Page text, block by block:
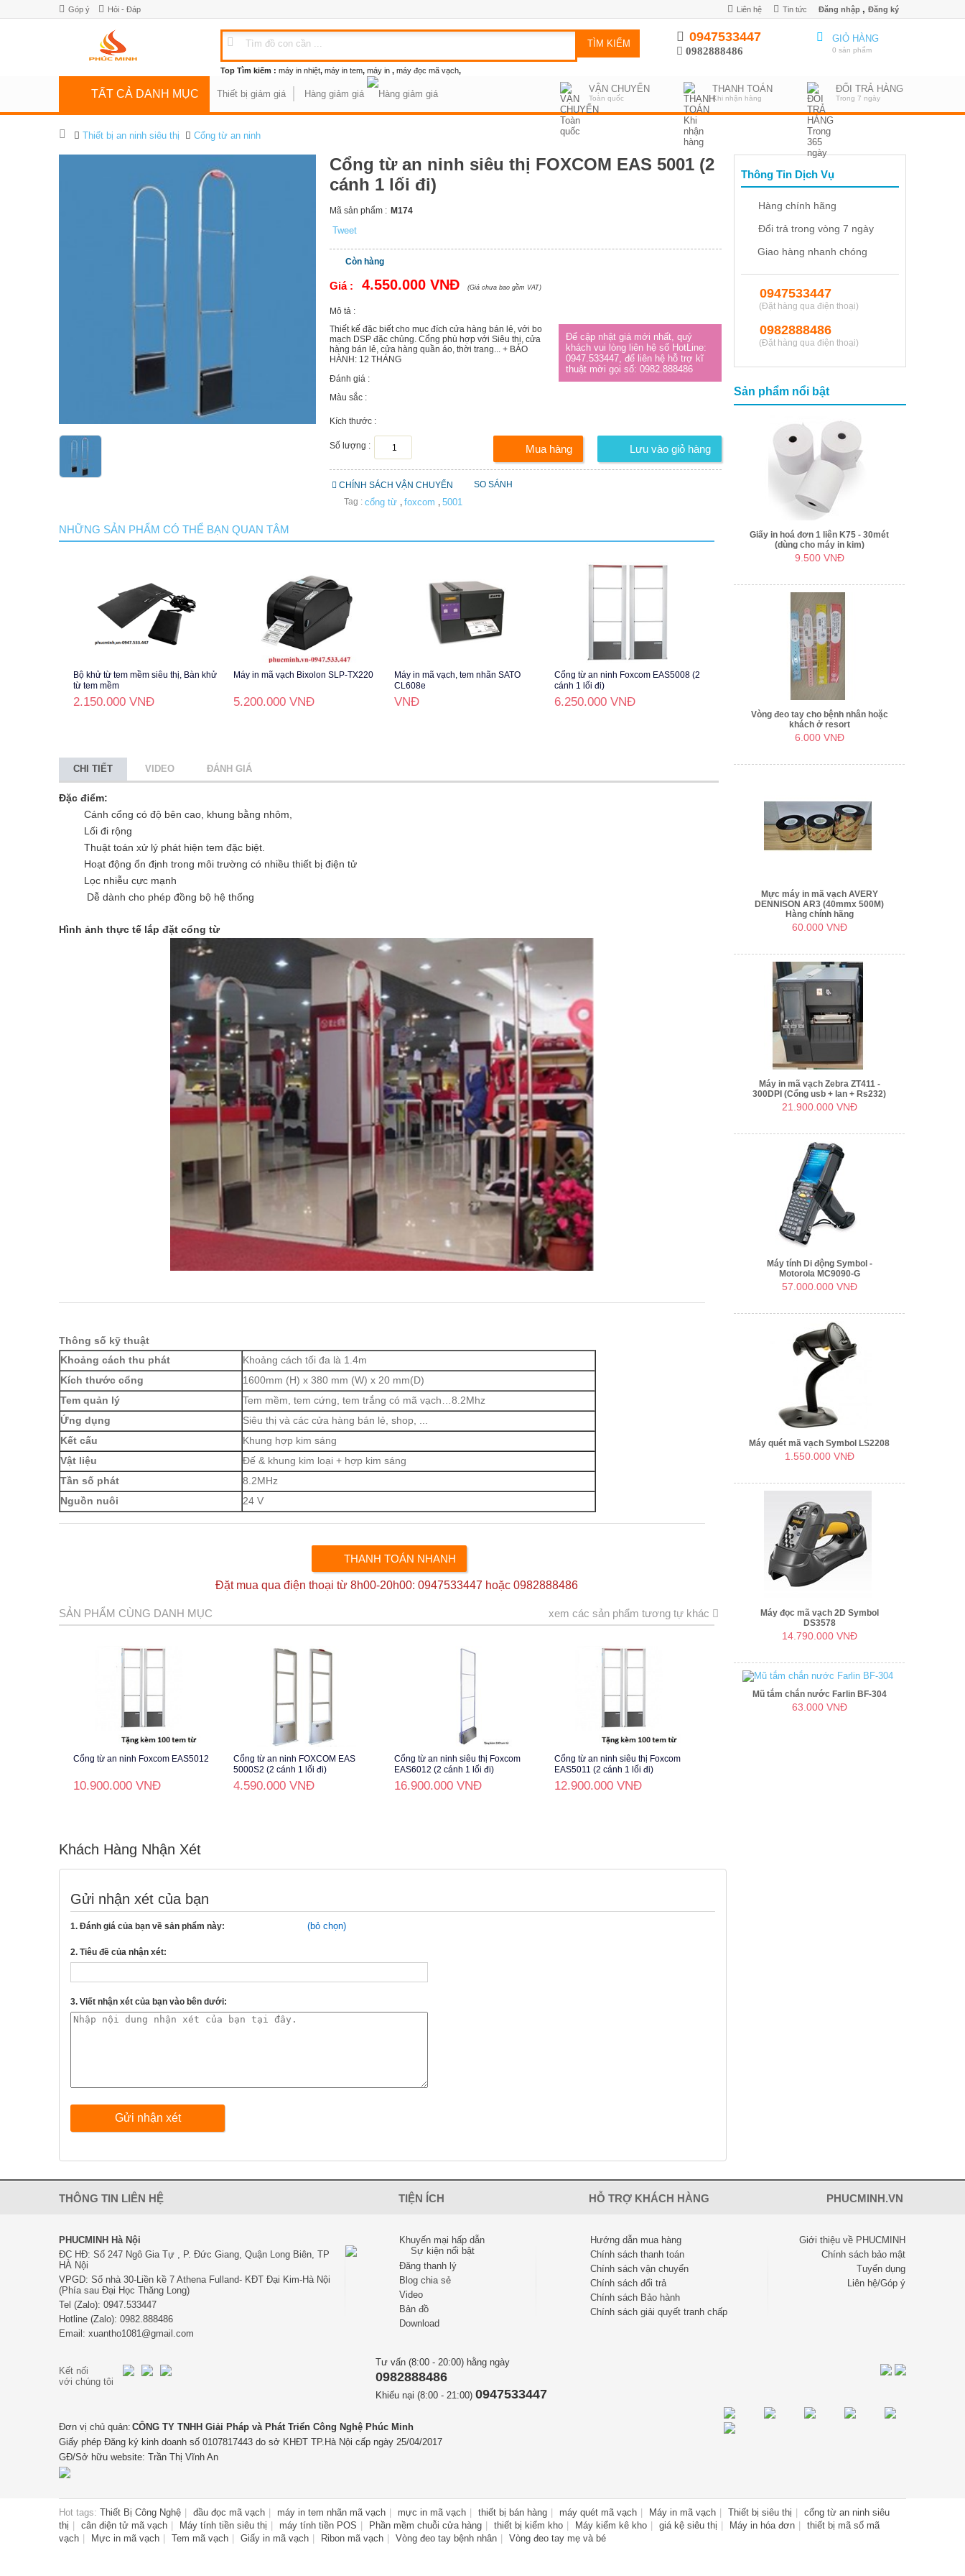
Góp ý Hỏi - Đáp Đăng nhập , Đăng ký
Tin tức
Liên hệ
Top Tìm kiếm : máy in nhiệt, máy in tem, máy in , máy đọc mã vạch,
GIỎ HÀNG
0 sản phẩm
0947533447
0982888486
TẤT CẢ DANH MỤC Thiết bị giảm giá Hàng giảm giá ĐỔI TRẢ HÀNG
Trong 7 ngày
THANH TOÁN
Khi nhận hàng
VẬN CHUYỂN
Toàn quốc
Thiết bị an ninh siêu thị Cổng từ an ninh
Cổng từ an ninh siêu thị FOXCOM EAS 5001 (2
cánh 1 lối đi)
Mã sản phẩm : M174
Tweet
Còn hàng
Giá : 4.550.000 VNĐ (Giá chưa bao gồm VAT)
Mô tả :
Thiết kế đặc biết cho mục đích cửa hàng bán lẻ, với bo
mạch DSP đặc chủng. Cổng phù hợp với Siêu thị, cửa
hàng bán lẻ, cửa hàng quần áo, thời trang... + BẢO
HÀNH: 12 THÁNG
Đánh giá :
Màu sắc :
Kích thước :
Số lượng :
Để cập nhật giá mới nhất, quý
khách vui lòng liên hệ số HotLine:
0947.533447, để liên hệ hỗ trợ kĩ
thuật mời gọi số: 0982.888486
CHÍNH SÁCH VẬN CHUYỂN
SO SÁNH
Tag : cổng từ foxcom 5001
NHỮNG SẢN PHẨM CÓ THỂ BẠN QUAN TÂM
Bộ khử từ tem mềm siêu thị, Bàn khử
từ tem mềm
2.150.000 VNĐ
Máy in mã vạch Bixolon SLP-TX220
5.200.000 VNĐ
Máy in mã vạch, tem nhãn SATO
CL608e
VNĐ
Cổng từ an ninh Foxcom EAS5008 (2
cánh 1 lối đi)
6.250.000 VNĐ
CHI TIẾT VIDEO ĐÁNH GIÁ
Đặc điểm:
Cánh cổng có độ bên cao, khung bằng nhôm,
Lối đi rộng
Thuật toán xử lý phát hiện tem đặc biệt.
Hoạt động ổn định trong môi trường có nhiều thiết bị điện tử
Lọc nhiễu cực mạnh
Dễ dành cho phép đồng bộ hệ thống
Hình ảnh thực tế lắp đặt cổng từ
Thông số kỹ thuật
Khoảng cách thu phát
Khoảng cách tối đa là 1.4m
Kích thước cổng
1600mm (H) x 380 mm (W) x 20 mm(D)
Tem quản lý
Tem mềm, tem cứng, tem trắng có mã vạch…8.2Mhz
Ứng dụng
Siêu thị và các cửa hàng bán lẻ, shop, ...
Kết cấu
Khung hợp kim sáng
Vật liệu
Đế & khung kim loại + hợp kim sáng
Tần số phát
8.2MHz
Nguồn nuôi
24 V
Đặt mua qua điện thoại từ 8h00-20h00: 0947533447 hoặc 0982888486
SẢN PHẨM CÙNG DANH MỤC xem các sản phẩm tương tự khác
Cổng từ an ninh Foxcom EAS5012
10.900.000 VNĐ
Cổng từ an ninh FOXCOM EAS
5000S2 (2 cánh 1 lối đi)
4.590.000 VNĐ
Cổng từ an ninh siêu thị Foxcom
EAS6012 (2 cánh 1 lối đi)
16.900.000 VNĐ
Cổng từ an ninh siêu thị Foxcom
EAS5011 (2 cánh 1 lối đi)
12.900.000 VNĐ
Khách Hàng Nhận Xét
Gửi nhận xét của bạn
1. Đánh giá của bạn về sản phẩm này: (bỏ chọn)
2. Tiêu đề của nhận xét:
3. Viết nhận xét của bạn vào bên dưới:
Gửi nhận xét
Thông Tin Dịch Vụ
Hàng chính hãng
Đổi trả trong vòng 7 ngày
Giao hàng nhanh chóng
0947533447
(Đặt hàng qua điện thoại)
0982888486
(Đặt hàng qua điện thoại)
Sản phẩm nổi bật
Giấy in hoá đơn 1 liên K75 - 30mét
(dùng cho máy in kim)
9.500 VNĐ
Vòng đeo tay cho bệnh nhân hoặc
khách ở resort
6.000 VNĐ
Mực máy in mã vạch AVERY
DENNISON AR3 (40mmx 500M)
Hàng chính hãng
60.000 VNĐ
Máy in mã vạch Zebra ZT411 -
300DPI (Cổng usb + lan + Rs232)
21.900.000 VNĐ
Máy tính Di động Symbol -
Motorola MC9090-G
57.000.000 VNĐ
Máy quét mã vạch Symbol LS2208
1.550.000 VNĐ
Máy đọc mã vạch 2D Symbol
DS3578
14.790.000 VNĐ
Mũ tắm chắn nước Farlin BF-304
63.000 VNĐ
THÔNG TIN LIÊN HỆ TIỆN ÍCH HỖ TRỢ KHÁCH HÀNG PHUCMINH.VN
PHUCMINH Hà Nội
ĐC HĐ: Số 247 Ngô Gia Tự , P. Đức Giang, Quận Long Biên, TP
HÀ Nội
VPGD: Số nhà 30-Liền kề 7 Athena Fulland- KĐT Đại Kim-Hà Nội
(Phía sau Đại Học Thăng Long)
Tel (Zalo): 0947.533447
Hotline (Zalo): 0982.888486
Email: xuantho1081@gmail.com
Khuyến mại hấp dẫn
Đăng thanh lý
Blog chia sẻ
Video
Bản đồ
Download
Hướng dẫn mua hàng
Chính sách thanh toán
Chính sách vận chuyển
Chính sách đổi trả
Chính sách Bảo hành
Chính sách giải quyết tranh chấp
Giới thiệu về PHUCMINH
Chính sách bảo mật
Tuyển dụng
Liên hệ/Góp ý
Kết nối
với chúng tôi
Tư vấn (8:00 - 20:00) hằng ngày
0982888486
Khiếu nại (8:00 - 21:00) 0947533447
Đơn vị chủ quản: CÔNG TY TNHH Giải Pháp và Phát Triển Công Nghệ Phúc Minh
Giấy phép Đăng ký kinh doanh số 0107817443 do sở KHĐT TP.Hà Nội cấp ngày 25/04/2017
GĐ/Sở hữu website: Trần Thị Vĩnh An
Hot tags: Thiết Bị Công Nghệ đầu đọc mã vạch máy in tem nhãn mã vạch mực in mã vạch thiết bị bán hàng máy quét mã vạch Máy in mã vạch Thiết bị siêu thị
cổng từ an ninh siêu
thị
cân điện tử mã vạch Máy tính tiền siêu thị máy tính tiền POS Phần mềm chuỗi cửa hàng thiết bị kiểm kho Máy kiểm kê kho giá kệ siêu thị Máy in hóa đơn
thiết bị mã số mã
vạch
Mực in mã vạch Tem mã vạch Giấy in mã vạch Ribon mã vạch Vòng đeo tay bệnh nhân Vòng đeo tay mẹ và bé